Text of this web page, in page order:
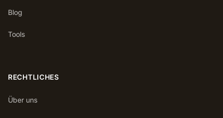
Blog
Tools
RECHTLICHES
Über uns